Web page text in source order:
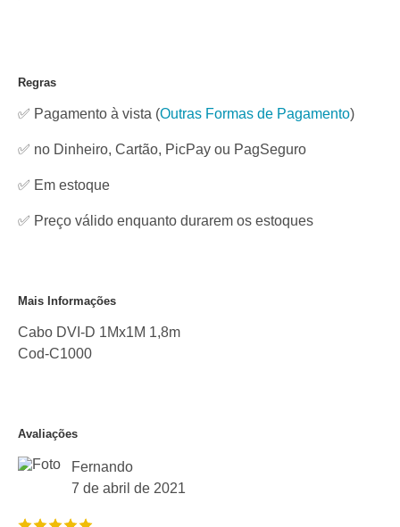
Regras
✅ Pagamento à vista (Outras Formas de Pagamento)
✅ no Dinheiro, Cartão, PicPay ou PagSeguro
✅ Em estoque
✅ Preço válido enquanto durarem os estoques
Mais Informações
Cabo DVI-D 1Mx1M 1,8m
Cod-C1000
Avaliações
Fernando
7 de abril de 2021